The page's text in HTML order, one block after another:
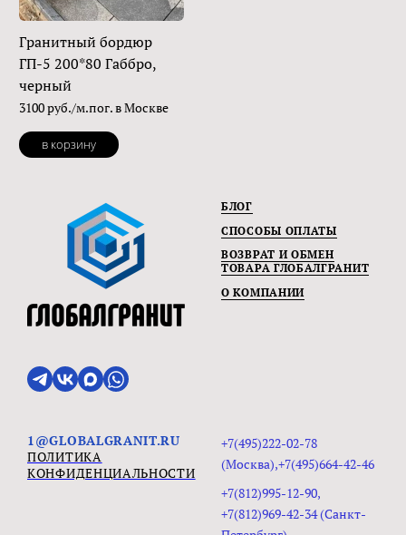
Гранитный бордюр
ГП-5 200*80 Габбро,
черный
3100 руб./м.пог. в Москве
в корзину
БЛОГ
СПОСОБЫ ОПЛАТЫ
ВОЗВРАТ И ОБМЕН
ТОВАРА ГЛОБАЛГРАНИТ
О КОМПАНИИ
1@GLOBALGRANIT.RU
ПОЛИТИКА
КОНФИДЕНЦИАЛЬНОСТИ
+7(495)222-02-78
(Москва),+7(495)664-42-46
+7(812)995-12-90,
+7(812)969-42-34 (Санкт-